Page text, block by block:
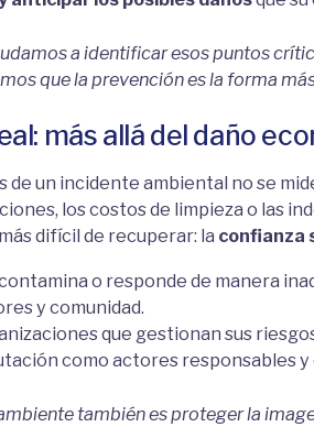
a identificar esos puntos
que la prevención es la forma
más allá del daño
de un incidente ambiental no se
los costos de limpieza o las
difícil de recuperar: la confianza
o responde de manera
y comunidad.
que gestionan sus
como actores responsables
también es proteger la